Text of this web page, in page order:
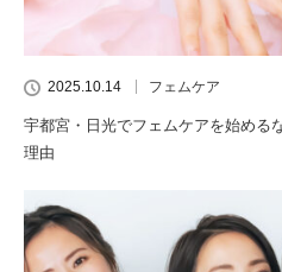
2025.10.14 フェムケア
宇都宮・日光でフェムケアを始める
理由